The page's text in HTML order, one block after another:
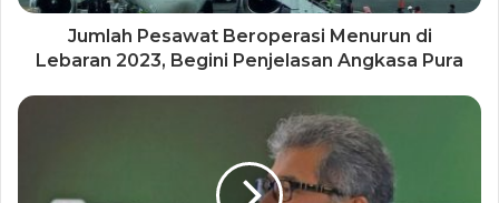
Jumlah Pesawat Beroperasi Menurun di
Lebaran 2023, Begini Penjelasan Angkasa Pura